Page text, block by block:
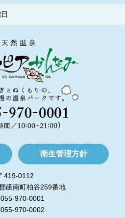
衛生管理方針
419-0112
函南町柏谷259番地
970-0001
970-0002